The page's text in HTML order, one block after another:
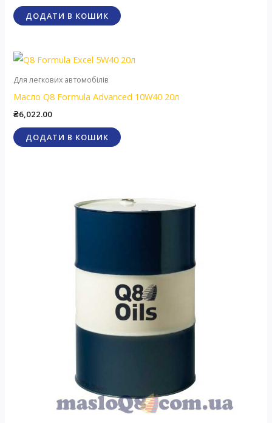
ДОДАТИ В КОШИК
Для легкових автомобілів
Масло Q8 Formula Advanced 10W40 20л
₴6,022.00
ДОДАТИ В КОШИК